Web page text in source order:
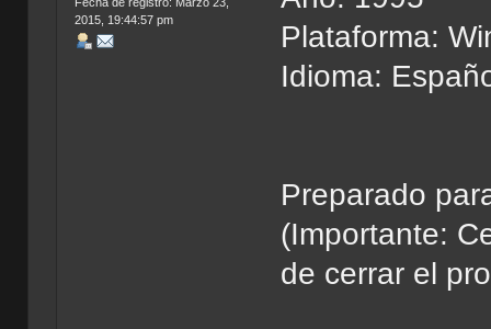
2015, 19:44:57 pm
Plataforma:
Idioma:
Preparado
(Importante:
de cerrar el